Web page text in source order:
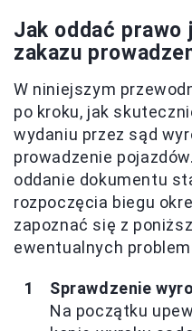
Jak oddać prawo
zakazu
W niniejszym
po kroku, jak
wydaniu przez sąd
prowadzenie
oddanie dokumentu
rozpoczęcia biegu
zapoznać się z
ewentualnych
Sprawdzenie
Na początku